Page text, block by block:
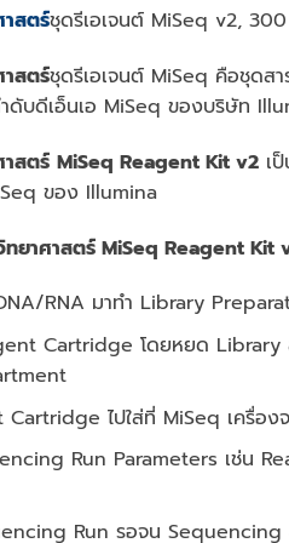
สตร์ชุดรีเอเจนต์ MiSeq v2,
สตร์ชุดรีเอเจนต์ MiSeq คือชุดสา
าดับดีเอ็นเอ MiSeq ของบริษัท
สตร์ MiSeq Reagent Kit v2 เ
ของ Illumina
ยาศาสตร์ MiSeq Reagent Kit
RNA มาทํา Library
Cartridge โดยหยด Library
Cartridge ไปใส่ที่ MiSeq เครื่อ
Run Parameters เช่น
Run รอจน Sequencing